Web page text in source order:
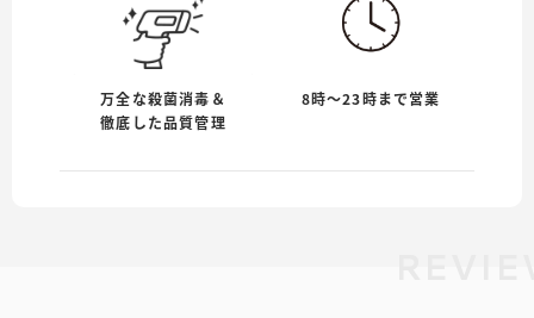
万全な殺菌消毒＆
徹底した品質管理
8時〜23時まで営業